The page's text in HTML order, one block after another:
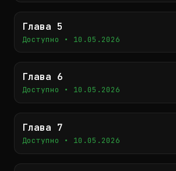
История о мести,
рождённой из ненависти.
Глава 5
Доступно • 10.05.2026
Глава 6
Доступно • 10.05.2026
Глава 7
Доступно • 10.05.2026